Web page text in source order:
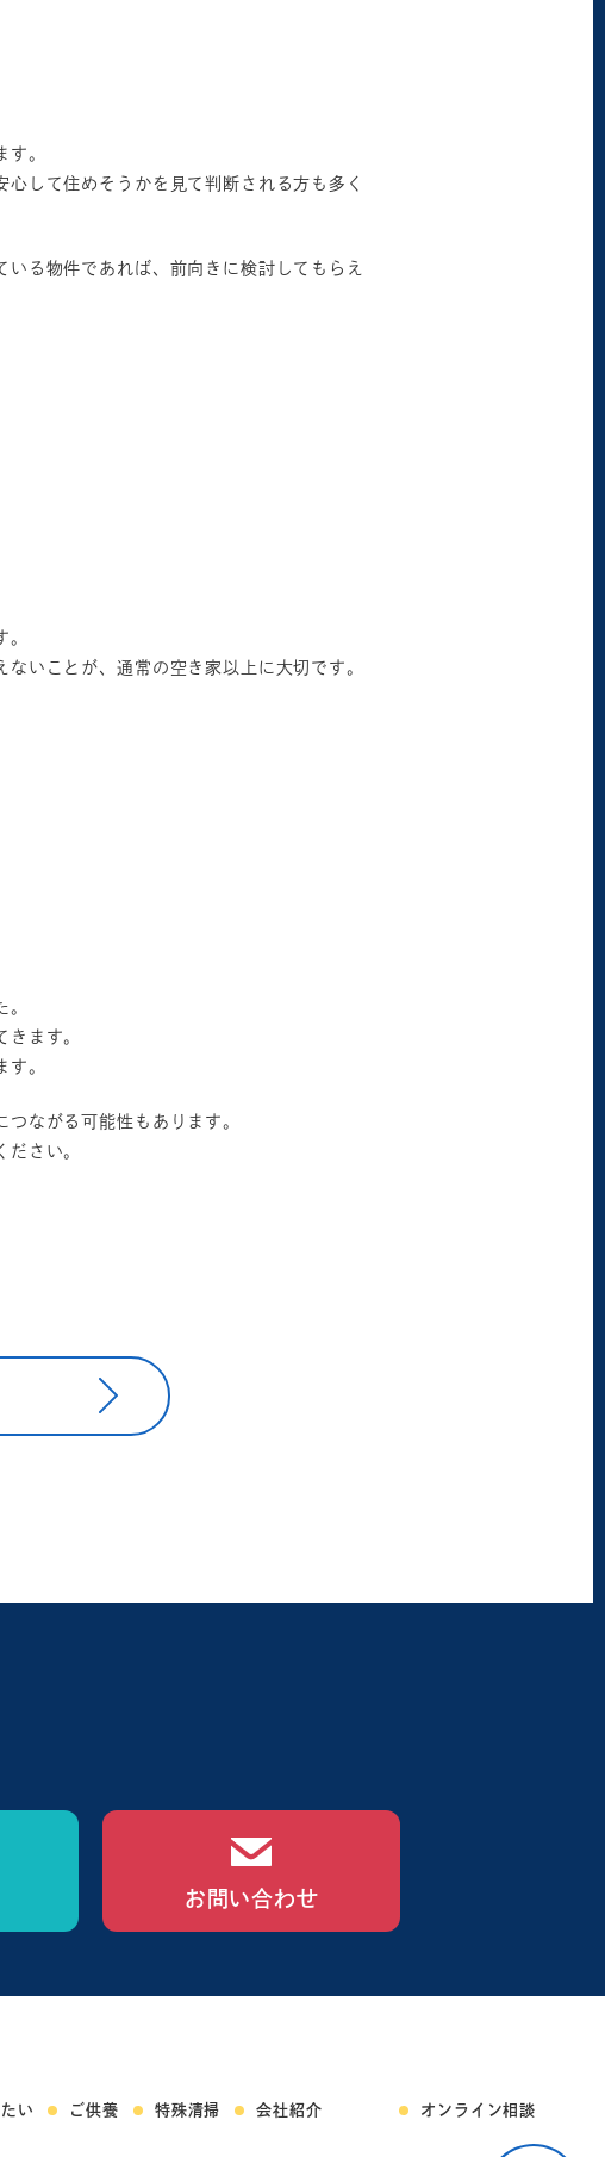
。
して住めそうかを見て判断される方も多く
る物件であれば、前向きに検討してもらえ
。
いことが、通常の空き家以上に大切です。
ます。
。
ながる可能性もあります。
さい。
お問い合わせ
い ご供養 特殊清掃 会社紹介 オンライン相談